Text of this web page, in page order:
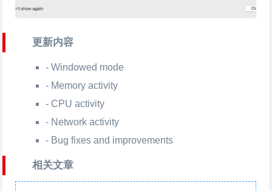
更新内容
- Windowed mode
- Memory activity
- CPU activity
- Network activity
- Bug fixes and improvements
相关文章